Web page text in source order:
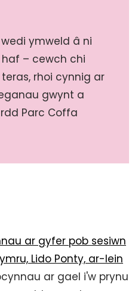
ymweld â ni
– cewch chi
rhoi cynnig ar
gwynt a
Parc Coffa
ar gyfer pob sesiwn
Lido Ponty, ar-lein
ar gael i'w prynu